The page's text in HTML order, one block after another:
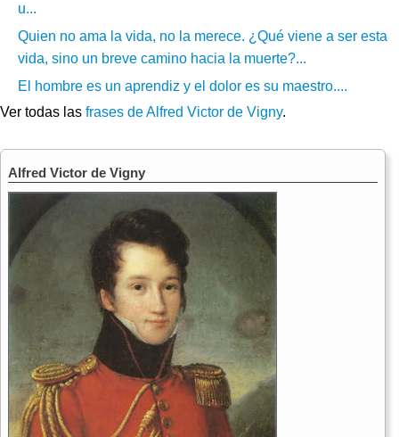
u...
Quien no ama la vida, no la merece. ¿Qué viene a ser esta
vida, sino un breve camino hacia la muerte?...
El hombre es un aprendiz y el dolor es su maestro....
Ver todas las frases de Alfred Victor de Vigny.
Alfred Victor de Vigny